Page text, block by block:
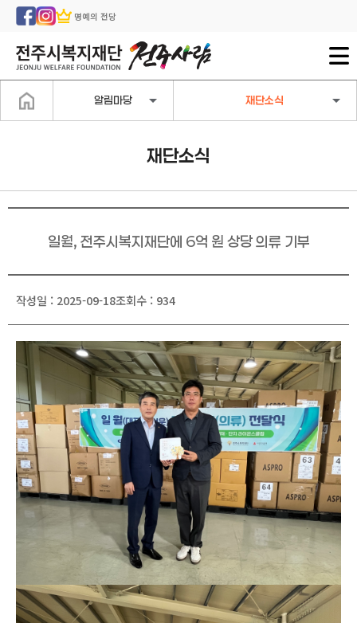
명예의 전당
알림마당 재단소식
재단소식
일월, 전주시복지재단에 6억 원 상당 의류 기부
작성일 : 2025-09-18조회수 : 934